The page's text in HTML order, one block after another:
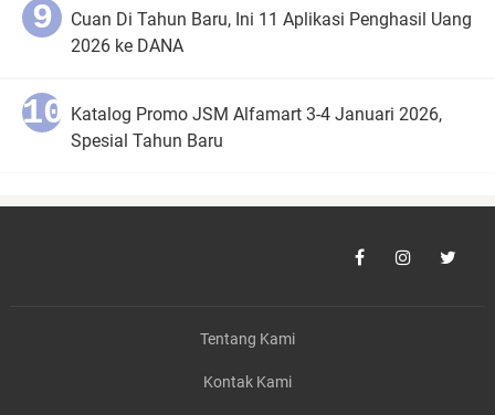
Cuan Di Tahun Baru, Ini 11 Aplikasi Penghasil Uang
2026 ke DANA
Katalog Promo JSM Alfamart 3-4 Januari 2026,
Spesial Tahun Baru
Tentang Kami
Kontak Kami